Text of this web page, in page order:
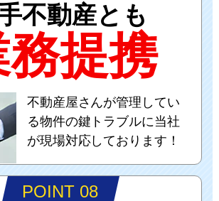
不動産とも
提携
不動産屋さんが管理してい
る物件の鍵トラブルに当社
が現場対応しております！
POINT 08